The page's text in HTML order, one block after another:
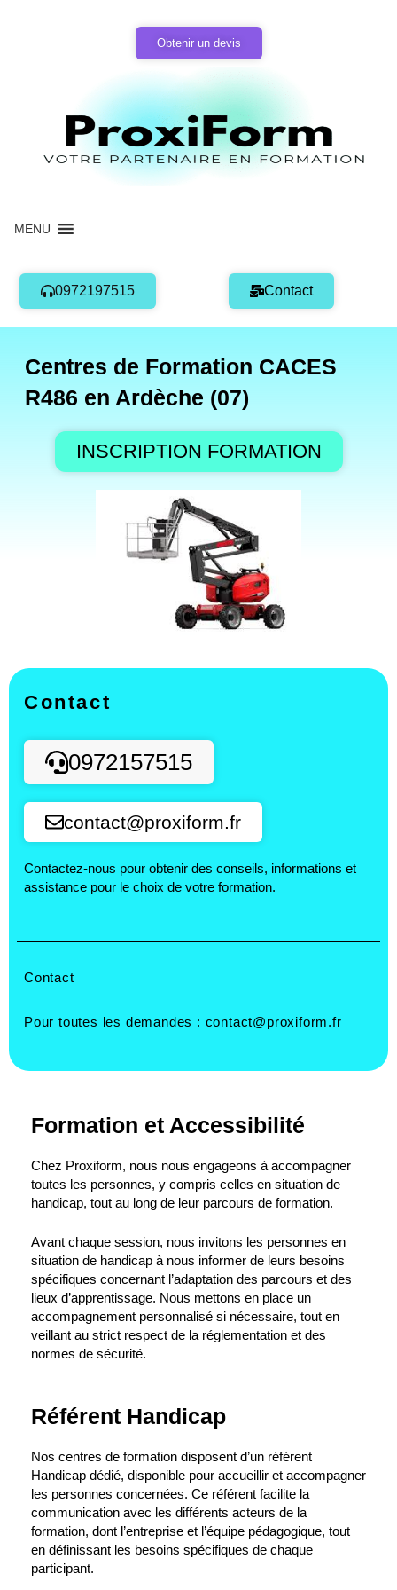
Obtenir un devis
MENU
0972197515 Contact
Centres de Formation CACES
R486 en Ardèche (07)
INSCRIPTION FORMATION
Contact
0972157515
contact@proxiform.fr
Contactez-nous pour obtenir des conseils, informations et
assistance pour le choix de votre formation.
Contact
Pour toutes les demandes : contact@proxiform.fr
Formation et Accessibilité
Chez Proxiform, nous nous engageons à accompagner
toutes les personnes, y compris celles en situation de
handicap, tout au long de leur parcours de formation.
Avant chaque session, nous invitons les personnes en
situation de handicap à nous informer de leurs besoins
spécifiques concernant l’adaptation des parcours et des
lieux d’apprentissage. Nous mettons en place un
accompagnement personnalisé si nécessaire, tout en
veillant au strict respect de la réglementation et des
normes de sécurité.
Référent Handicap
Nos centres de formation disposent d’un référent
Handicap dédié, disponible pour accueillir et accompagner
les personnes concernées. Ce référent facilite la
communication avec les différents acteurs de la
formation, dont l’entreprise et l’équipe pédagogique, tout
en définissant les besoins spécifiques de chaque
participant.